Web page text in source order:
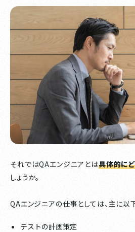
それではQAエンジニアとは具体的に
しょうか。
QAエンジニアの仕事としては、主に以
テストの計画策定